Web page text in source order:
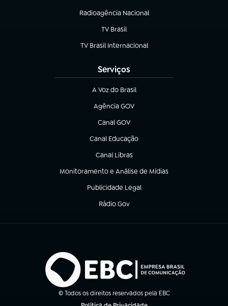
Radioagência Nacional
(abre em nova aba)
TV Brasil
(abre em nova aba)
TV Brasil Internacional
(abre em nova aba)
Serviços
A Voz do Brasil
(abre em nova aba)
Agência GOV
(abre em nova aba)
Canal GOV
(abre em nova aba)
Canal Educação
(abre em nova aba)
Canal Libras
(abre em nova aba)
Monitoramento e Análise de Mídias
(abre em nova aba)
Publicidade Legal
(abre em nova aba)
Rádio Gov
(abre em nova aba)
© Todos os direitos reservados pela EBC